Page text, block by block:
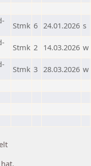
Stmk 6 24.01.2026 s
Stmk 2 14.03.2026 w
Stmk 3 28.03.2026 w